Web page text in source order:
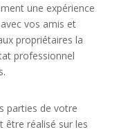
une expérience
vos amis et
propriétaires la
professionnel
parties de votre
être réalisé sur les